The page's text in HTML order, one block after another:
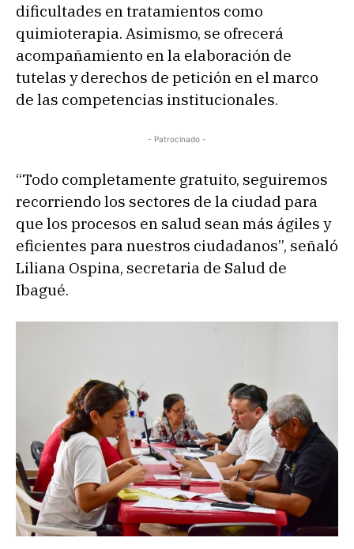
dificultades en tratamientos como
quimioterapia. Asimismo, se ofrecerá
acompañamiento en la elaboración de
tutelas y derechos de petición en el marco
de las competencias institucionales.
- Patrocinado -
“Todo completamente gratuito, seguiremos
recorriendo los sectores de la ciudad para
que los procesos en salud sean más ágiles y
eficientes para nuestros ciudadanos”, señaló
Liliana Ospina, secretaria de Salud de
Ibagué.